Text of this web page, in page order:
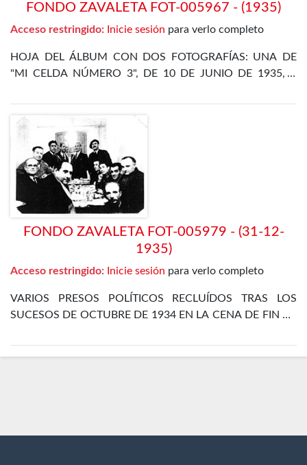
FONDO ZAVALETA FOT-005967 - (1935)
Acceso restringido: Inicie sesión para verlo completo
HOJA DEL ÁLBUM CON DOS FOTOGRAFÍAS: UNA DE
"MI CELDA NÚMERO 3", DE 10 DE JUNIO DE 1935, Y
DEPARTAMENTO ESPECIAL, DE 31 DE DICIEMBRE DE
1935
FONDO ZAVALETA FOT-005979 - (31-12-
1935)
Acceso restringido: Inicie sesión para verlo completo
VARIOS PRESOS POLÍTICOS RECLUÍDOS TRAS LOS
SUCESOS DE OCTUBRE DE 1934 EN LA CENA DE FIN DE
DE MADRID